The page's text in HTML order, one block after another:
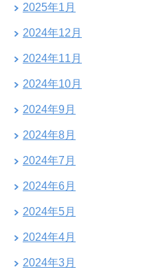
2025年1月
2024年12月
2024年11月
2024年10月
2024年9月
2024年8月
2024年7月
2024年6月
2024年5月
2024年4月
2024年3月